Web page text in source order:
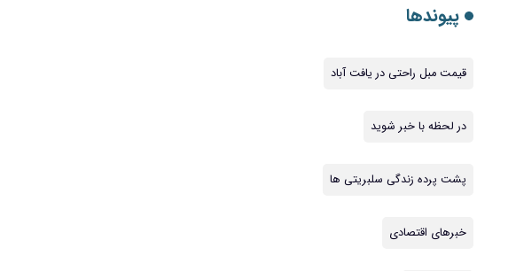
پیوندها
قیمت مبل راحتی در یافت آباد
در لحظه با خبر شوید
پشت پرده زندگی سلبریتی ها
خبرهای اقتصادی